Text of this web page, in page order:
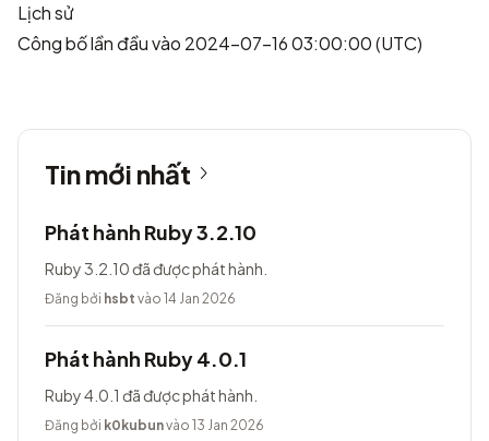
Lịch sử
Công bố lần đầu vào 2024-07-16 03:00:00 (UTC)
Tin mới nhất
Phát hành Ruby 3.2.10
Ruby 3.2.10 đã được phát hành.
Đăng bởi hsbt vào 14 Jan 2026
Phát hành Ruby 4.0.1
Ruby 4.0.1 đã được phát hành.
Đăng bởi k0kubunvào 13 Jan 2026